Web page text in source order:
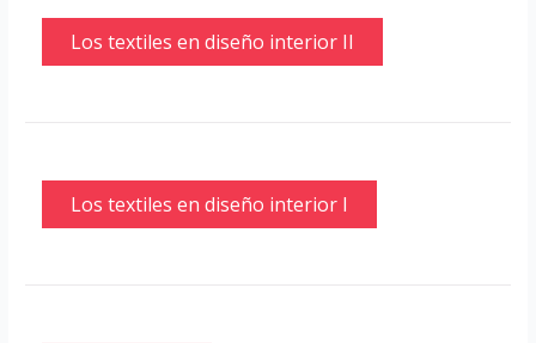
Los textiles en diseño interior II
Los textiles en diseño interior I